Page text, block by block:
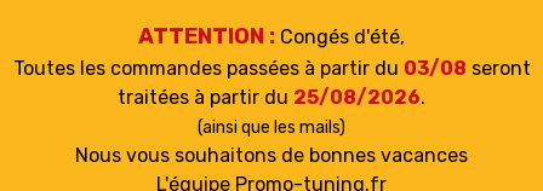
ATTENTION : Congés d'été,
Toutes les commandes passées à partir du 03/08 seront
traitées à partir du 25/08/2026.
(ainsi que les mails)
Nous vous souhaitons de bonnes vacances
L'équipe Promo-tuning.fr